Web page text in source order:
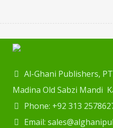
Al-Ghani Publishers,
Madina Old Sabzi Mandi
Phone: +92 313
Email: